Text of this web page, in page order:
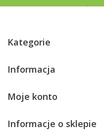
Kategorie
Informacja
Moje konto
Informacje o sklepie